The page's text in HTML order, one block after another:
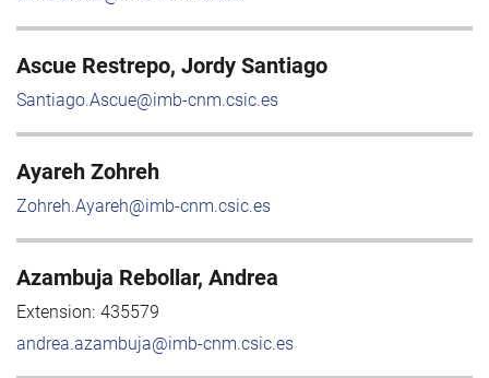
Ascue Restrepo, Jordy Santiago
Santiago.Ascue@imb-cnm.csic.es
Ayareh Zohreh
Zohreh.Ayareh@imb-cnm.csic.es
Azambuja Rebollar, Andrea
Extension: 435579
andrea.azambuja@imb-cnm.csic.es